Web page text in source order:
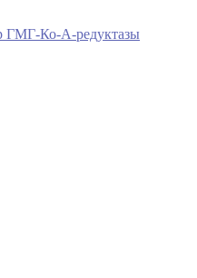
ГМГ-Ко-А-редуктазы